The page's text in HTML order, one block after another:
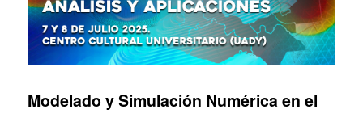
Modelado y Simulación Numérica en el